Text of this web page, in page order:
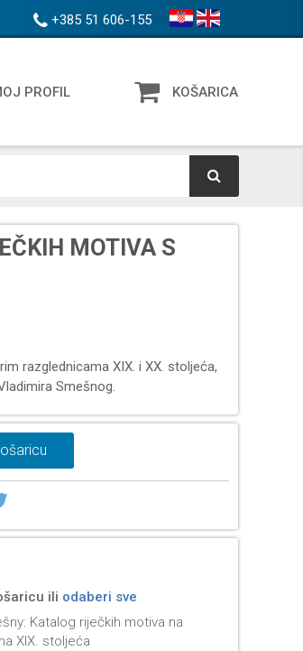
+385 51 606-155
PROFIL KOŠARICA
MOTIVA S
razglednicama XIX. i XX. stoljeća,
Smešnog.
ili odaberi sve
Katalog riječkih motiva na
XIX. stoljeća